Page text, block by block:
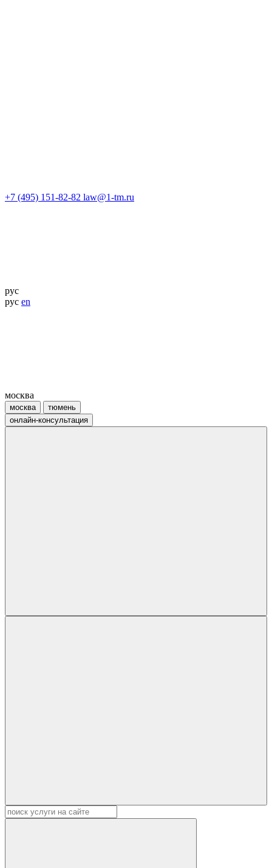
+7 (495) 151-82-82 law@1-tm.ru
рус
рус en
москва
москва
тюмень
онлайн-консультация